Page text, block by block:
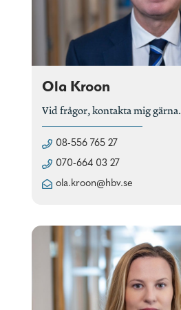
Ola Kroon
Vid frågor, kontakta mig gärna.
08-556 765 27
070-664 03 27
ola.kroon@hbv.se